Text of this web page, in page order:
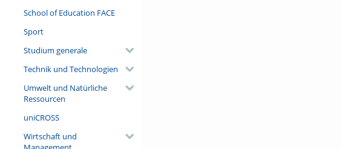
School of Education FACE
Sport
Studium generale
Technik und Technologien
Umwelt und Natürliche
Ressourcen
uniCROSS
Wirtschaft und